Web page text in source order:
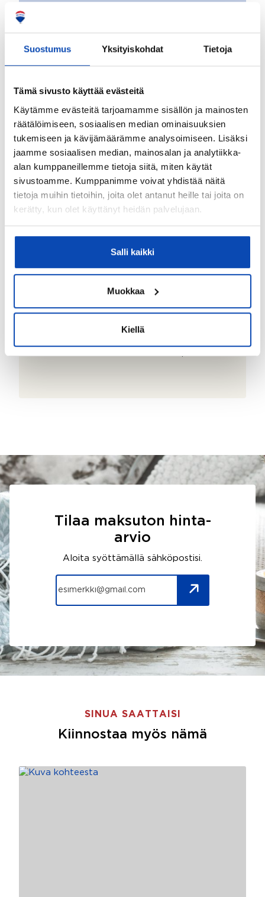
Suostumus Yksityiskohdat Tietoja
Tämä sivusto käyttää evästeitä
Käytämme evästeitä tarjoamamme sisällön ja mainosten
räätälöimiseen, sosiaalisen median ominaisuuksien
tukemiseen ja kävijämäärämme analysoimiseen. Lisäksi
jaamme sosiaalisen median, mainosalan ja analytiikka-
alan kumppaneillemme tietoja siitä, miten käytät
sivustoamme. Kumppanimme voivat yhdistää näitä
tietoja muihin tietoihin, joita olet antanut heille tai joita on
kerätty, kun olet käyttänyt heidän palvelujaan.
Salli kaikki
Muokkaa
Kiellä
Lainalaskuri
Kuukausierä 366€ / kk
– +
Asunnon velaton hinta
– +
Tilaa maksuton hinta-
arvio
Aloita syöttämällä sähköpostisi.
SINUA SAATTAISI
Kiinnostaa myös nämä